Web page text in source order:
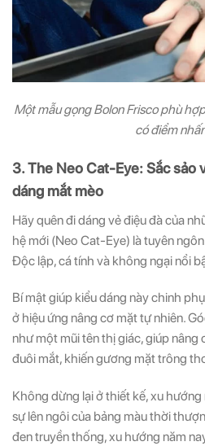
Một mẫu gọng Bolon Frisco phù
có điểm
3. The Neo Cat-Eye: Sắc sảo
dáng mắt mèo
Hãy quên đi dáng vẻ điệu đà của
hệ mới (Neo Cat-Eye) là tuyên
Độc lập, cá tính và không ngại nổi
Bí mật giúp kiểu dáng này chinh
ở hiệu ứng nâng cơ mặt tự nhiên.
như một mũi tên thị giác, giúp nâng
đuôi mắt, khiến gương mặt trông
Không dừng lại ở thiết kế, xu
sự lên ngôi của bảng màu thời
đen truyền thống, xu hướng năm